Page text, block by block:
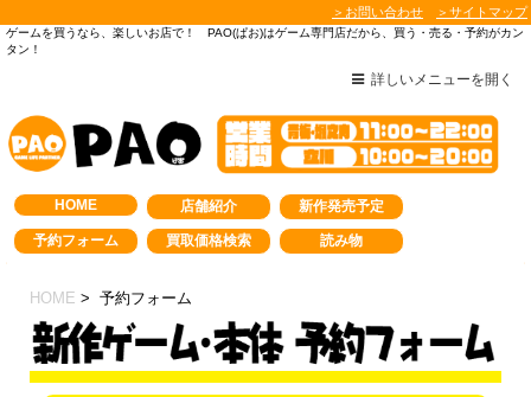
＞お問い合わせ ＞サイトマップ
ゲームを買うなら、楽しいお店で！ PAO(ぱお)はゲーム専門店だから、買う・売る・予約がカン
タン！
詳しいメニューを開く
HOME 店舗紹介 新作発売予定
予約フォーム 買取価格検索 読み物
HOME > 予約フォーム